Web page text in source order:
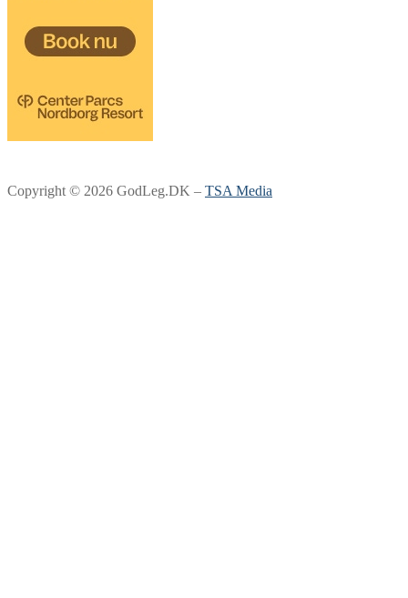
Copyright © 2026 GodLeg.DK – TSA Media